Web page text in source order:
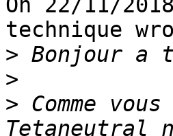
On 22/11/
technique
>
>
> Comme